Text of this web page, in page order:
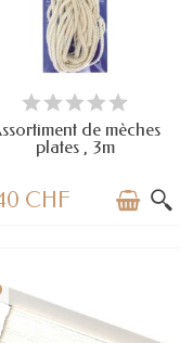
EN STOCK
de mèches
plates , 3m
CHF